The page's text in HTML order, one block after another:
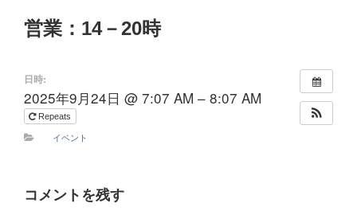
営業：14－20時
日時:
2025年9月24日 @ 7:07 AM – 8:07 AM
Repeats
イベント
コメントを残す